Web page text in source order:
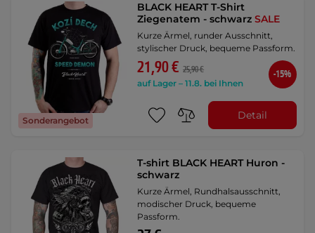
Sonderangebot
BLACK HEART T-Shirt
Ziegenatem - schwarzSALE
Kurze Ärmel, runder Ausschnitt,
stylischer Druck, bequeme Passform.
21,90 € 25,90 €
auf Lager – 11.8. bei Ihnen
-15%
Detail
T-shirt BLACK HEART Huron -
schwarz
Kurze Ärmel, Rundhalsausschnitt,
modischer Druck, bequeme
Passform.